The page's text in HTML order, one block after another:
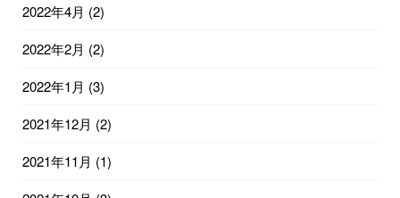
2022年4月 (2)
2022年2月 (2)
2022年1月 (3)
2021年12月 (2)
2021年11月 (1)